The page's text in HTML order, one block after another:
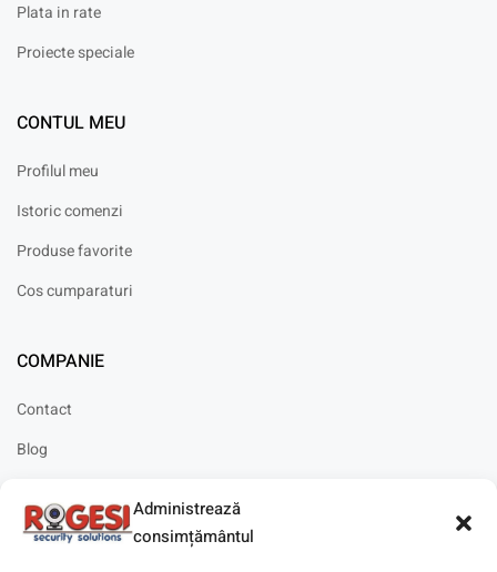
Administrează
consimțământul
Plata in rate
Proiecte speciale
CONTUL MEU
Profilul meu
Istoric comenzi
Produse favorite
Cos cumparaturi
COMPANIE
Contact
Blog
Solicitare instalare